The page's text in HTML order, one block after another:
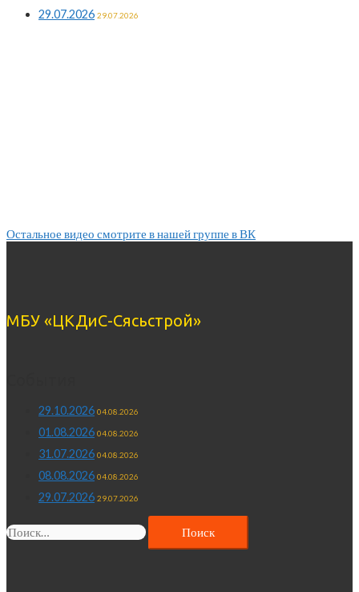
29.07.2026 29.07.2026
Остальное видео смотрите в нашей группе в ВК
МБУ «ЦКДиС-Сясьстрой»
29.10.2026 04.08.2026
01.08.2026 04.08.2026
31.07.2026 04.08.2026
08.08.2026 04.08.2026
29.07.2026 29.07.2026
Найти: